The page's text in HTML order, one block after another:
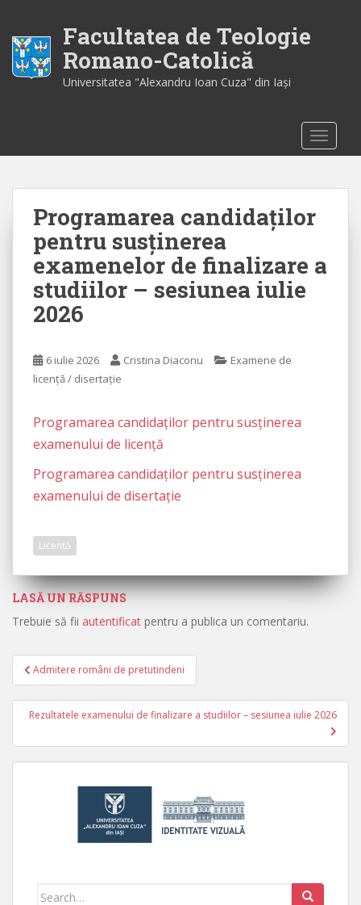
i
Facultatea de Teologie
Romano-Catolică
Universitatea "Alexandru Ioan Cuza" din Iaşi
Programarea candidaților
pentru susținerea
examenelor de finalizare a
studiilor – sesiunea iulie
2026
6 iulie 2026 Cristina Diaconu
Examene de
licență / disertație
Programarea candidaţilor pentru susţinerea
examenului de licenţă
Programarea candidaţilor pentru susţinerea
examenului de disertaţie
Licență
LASĂ UN RĂSPUNS
Trebuie să fii autentificat pentru a publica un comentariu.
Navigare în articole
Admitere români de pretutindeni
Rezultatele examenului de finalizare a studiilor – sesiunea iulie 2026
Search for: